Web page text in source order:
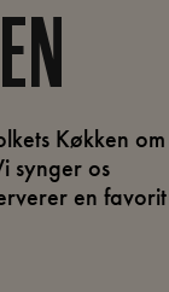
Køkken om
synger os
en favorit